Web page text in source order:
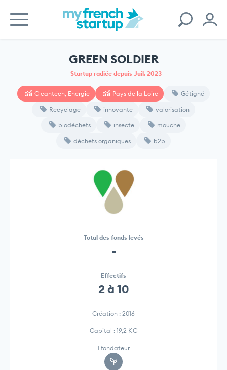
GREEN SOLDIER
Startup radiée depuis Juil. 2023
Cleantech, Energie Pays de la Loire Gétigné
Recyclage innovante valorisation
biodéchets insecte mouche
déchets organiques b2b
Total des fonds levés
-
Effectifs
2 à 10
Création : 2016
Capital : 19,2 K€
1 fondateur